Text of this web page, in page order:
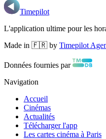
Timepilot
L'application ultime pour les
Made in 🇫🇷 by Timepilot
Données fournies par
Navigation
Accueil
Cinémas
Actualités
Télécharger l'app
Les cartes cinéma à Paris